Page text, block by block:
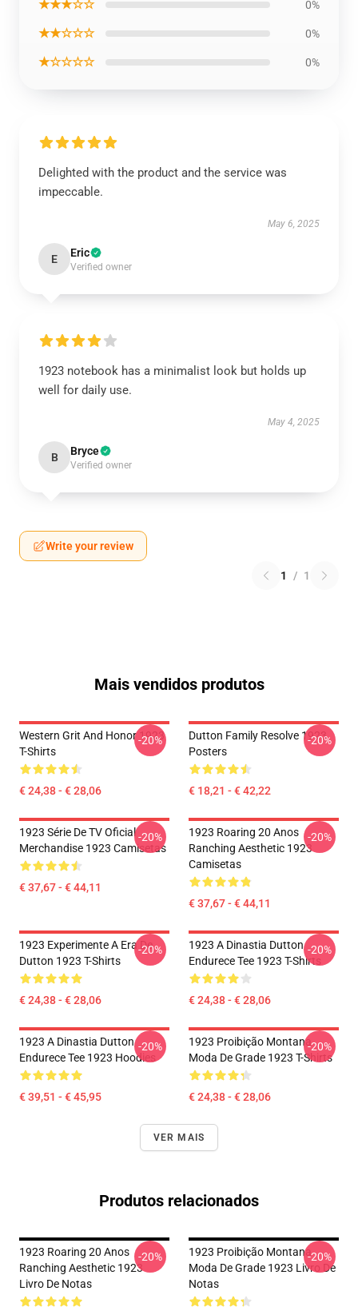
★★★☆☆ 0%
★★☆☆☆ 0%
★☆☆☆☆ 0%
Delighted with the product and the service was
impeccable.
May 6, 2025
E Eric
Verified owner
1923 notebook has a minimalist look but holds up
well for daily use.
May 4, 2025
B Bryce
Verified owner
Write your review
1 / 1
Mais vendidos produtos
Western Grit And Honor 1923
T-Shirts
€ 24,38 - € 28,06
-20%
Dutton Family Resolve 1923
Posters
€ 18,21 - € 42,22
-20%
1923 Série De TV Oficial
Merchandise 1923 Camisetas
€ 37,67 - € 44,11
-20%
1923 Roaring 20 Anos
Ranching Aesthetic 1923
Camisetas
€ 37,67 - € 44,11
-20%
1923 Experimente A Era De
Dutton 1923 T-Shirts
€ 24,38 - € 28,06
-20%
1923 A Dinastia Dutton
Endurece Tee 1923 T-Shirts
€ 24,38 - € 28,06
-20%
1923 A Dinastia Dutton
Endurece Tee 1923 Hoodies
€ 39,51 - € 45,95
-20%
1923 Proibição Montana
Moda De Grade 1923 T-Shirts
€ 24,38 - € 28,06
-20%
VER MAIS
Produtos relacionados
1923 Roaring 20 Anos
Ranching Aesthetic 1923
Livro De Notas
-20%
1923 Proibição Montana
Moda De Grade 1923 Livro De
Notas
-20%